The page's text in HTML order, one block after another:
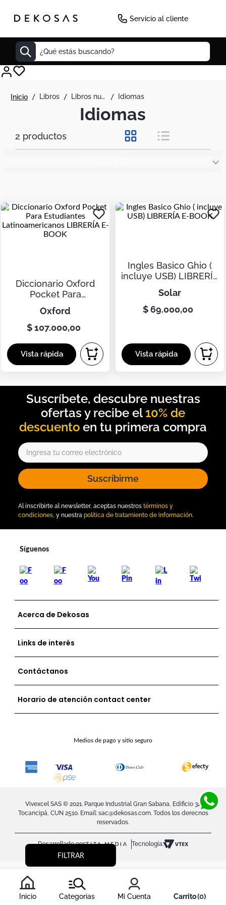
Servicio al cliente
¿Qué estás buscando?
Inicio Categorias Mi Cuenta 0
libros libros nuevos idiomas
Idiomas
FILTRAR
2 productos
Diccionario Oxford
Pocket Para
Estudiantes
Latinoamericanos
LIBRERÍA E-BOOK
oxford
$ 107.000,00
Ingles Basico Ghio (
incluye USB) LIBRERÍA
E-BOOK
solar
$69.000,00
10% de
descuento
Suscribirme
Al inscribirte al newsletter, aceptas nuestros términos y
condiciones, y nuestra política de tratamiento de información.
Acerca de Dekosas
Links de interés
Contáctanos
Horario de atención contact center
Medios de pago y sitio seguro
Vivexcel SAS © 2021. Parque Industrial Gran Sabana, Edificio 32
Tocancipá, CUN 2510. Email: sac@dekosas.com. Todos los derechos
reservados.
Desarrollado por: Tecnología:
Cabecero
Duvet
Botas